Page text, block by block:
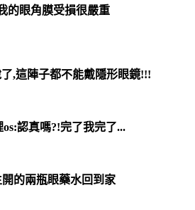
的眼角膜受損很嚴重
,這陣子都不能戴隱形眼鏡!!!
認真嗎?!完了我完了...
的兩瓶眼藥水回到家